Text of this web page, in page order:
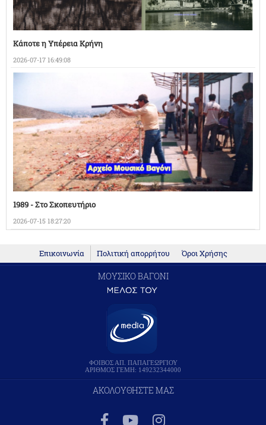
Κάποτε η Υπέρεια Κρήνη
2026-07-17 16:49:08
1989 - Στο Σκοπευτήριο
2026-07-15 18:27:20
Επικοινωνία Πολιτική απορρήτου Όροι Χρήσης
ΜΟΥΣΙΚΟ ΒΑΓΟΝΙ
ΦΟΙΒΟΣ ΑΠ. ΠΑΠΑΓΕΩΡΓΙΟΥ
ΑΡΙΘΜΟΣ ΓΕΜΗ: 149232344000
ΑΚΟΛΟΥΘΗΣΤΕ ΜΑΣ